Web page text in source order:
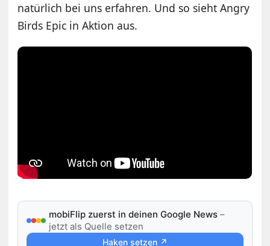
natürlich bei uns erfahren. Und so sieht Angry
Birds Epic in Aktion aus.
mobiFlip zuerst in deinen Google News –
jetzt als Quelle setzen
Haken setzen ↗